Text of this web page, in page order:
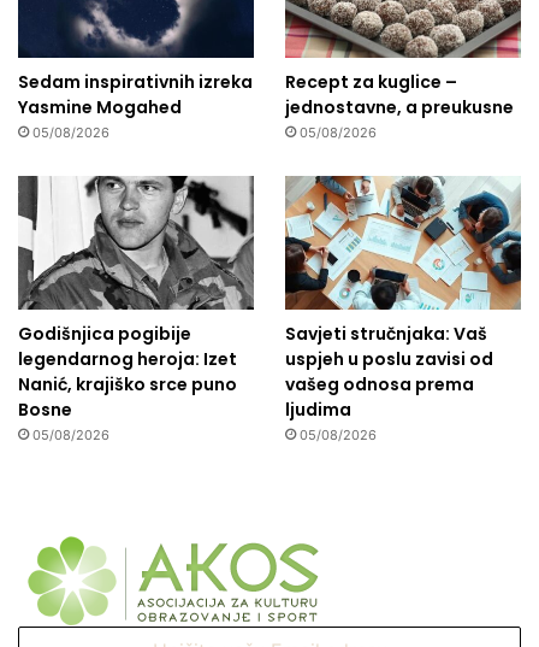
Sedam inspirativnih izreka
Yasmine Mogahed
05/08/2026
Recept za kuglice –
jednostavne, a preukusne
05/08/2026
Godišnjica pogibije
legendarnog heroja: Izet
Nanić, krajiško srce puno
Bosne
05/08/2026
Savjeti stručnjaka: Vaš
uspjeh u poslu zavisi od
vašeg odnosa prema
ljudima
05/08/2026